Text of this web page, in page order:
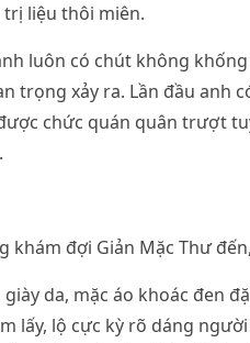
liệu thôi miên.
luôn có chút không
trọng xảy ra. Lần đầu anh
chức quán quân trượt
đợi Giản Mặc Thư
da, mặc áo khoác đen
lấy, lộ cực kỳ rõ dáng